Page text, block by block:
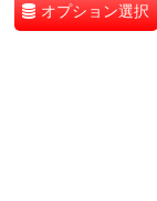
オプション選択